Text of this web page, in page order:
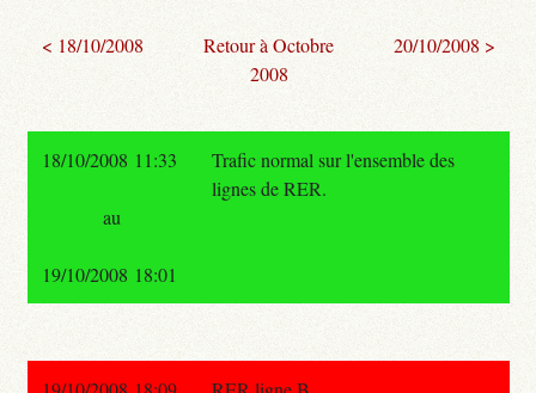
< 18/10/2008
Retour à Octobre
2008
20/10/2008 >
18/10/2008 11:33
Trafic normal sur l'ensemble des
lignes de RER.
au
19/10/2008 18:01